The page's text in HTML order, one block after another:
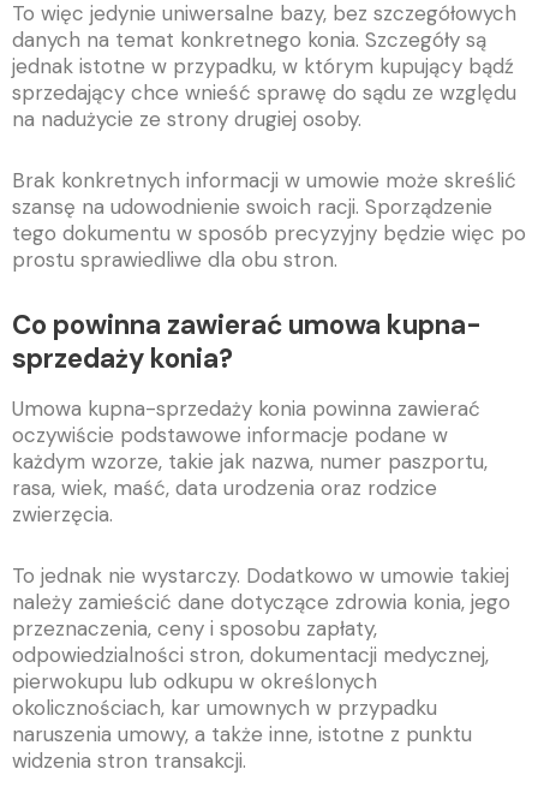
To więc jedynie uniwersalne bazy, bez szczegółowych
danych na temat konkretnego konia. Szczegóły są
jednak istotne w przypadku, w którym kupujący bądź
sprzedający chce wnieść sprawę do sądu ze względu
na nadużycie ze strony drugiej osoby.
Brak konkretnych informacji w umowie może skreślić
szansę na udowodnienie swoich racji. Sporządzenie
tego dokumentu w sposób precyzyjny będzie więc po
prostu sprawiedliwe dla obu stron.
Co powinna zawierać umowa kupna-
sprzedaży konia?
Umowa kupna-sprzedaży konia powinna zawierać
oczywiście podstawowe informacje podane w
każdym wzorze, takie jak nazwa, numer paszportu,
rasa, wiek, maść, data urodzenia oraz rodzice
zwierzęcia.
To jednak nie wystarczy. Dodatkowo w umowie takiej
należy zamieścić dane dotyczące zdrowia konia, jego
przeznaczenia, ceny i sposobu zapłaty,
odpowiedzialności stron, dokumentacji medycznej,
pierwokupu lub odkupu w określonych
okolicznościach, kar umownych w przypadku
naruszenia umowy, a także inne, istotne z punktu
widzenia stron transakcji.